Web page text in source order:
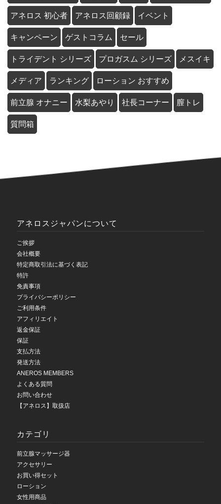
アネロス 初心者 アネロス回顧録 イベント
キャンペーン ゲストコラム セール
トライデント シリーズ プロガスム シリーズ メスイキ
メディア ランキング ローション おすすめ
前立腺 オナニー 水梨あやり 社長コーナー 膣トレ
質問箱
アネロスジャパンについて
ご挨拶
会社概要
特定商取引法に基づく表記
特許
免責事項
プライバシーポリシー
ご利用条件
アフィリエイト
返金保証
保証
支払方法
発送方法
ANEROS MEMBERS
よくある質問
お問い合わせ
【アネロス】取扱店
カテゴリ
前立腺マッサージ器
アクセサリー
お買い得セット
ローション
女性用商品